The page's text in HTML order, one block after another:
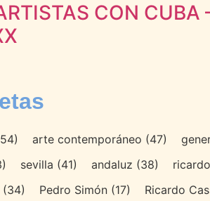
CON CUBA
arte contemporáneo (47)
sevilla (41) andaluz (38) ricardo
(34) Pedro Simón (17) Ricardo